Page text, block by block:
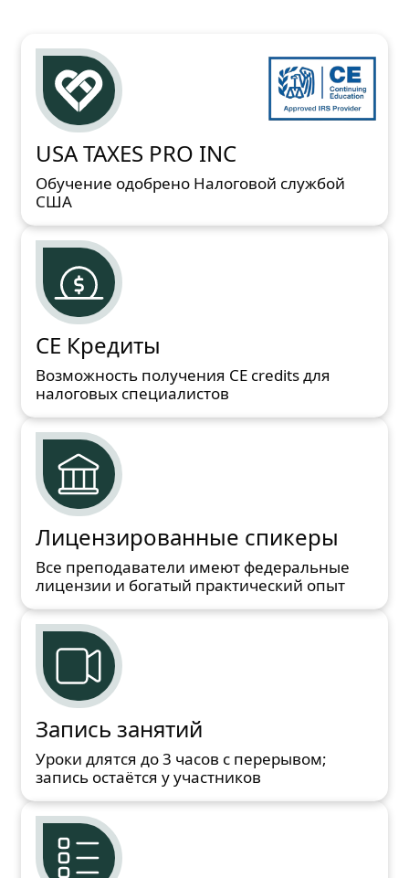
USA TAXES PRO INC
Обучение одобрено Налоговой службой
США
CE Кредиты
Возможность получения CE credits для
налоговых специалистов
Лицензированные спикеры
Все преподаватели имеют федеральные
лицензии и богатый практический опыт
Запись занятий
Уроки длятся до 3 часов с перерывом;
запись остаётся у участников